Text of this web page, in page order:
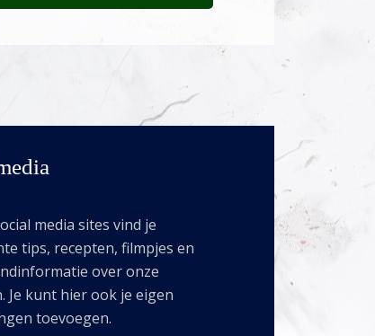
media sites vind je
tips, recepten, filmpjes en
over onze
Je kunt hier ook je eigen
toevoegen.